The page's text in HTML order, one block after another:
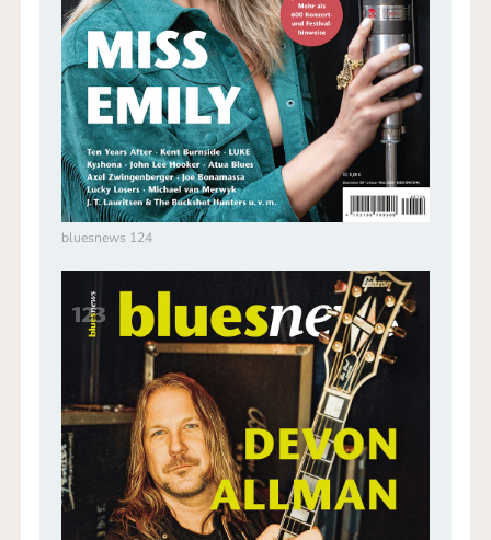
bluesnews 124